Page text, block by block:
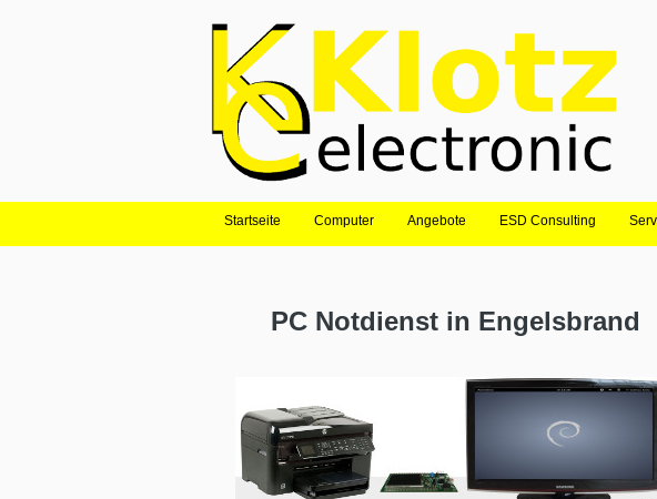
Startseite Computer Angebote ESD Consulting
PC Notdienst in Engelsbrand